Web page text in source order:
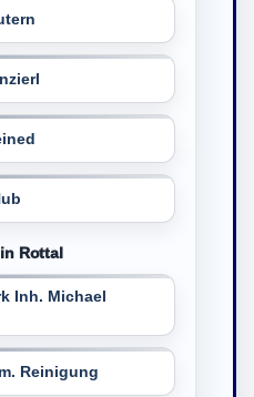
Rottal
Inh. Michael
Reinigung